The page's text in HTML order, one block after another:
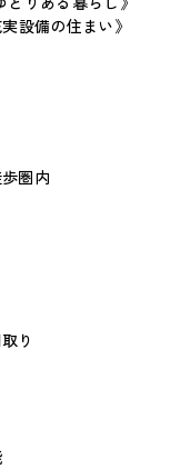
設備の住まい》
圏内
り